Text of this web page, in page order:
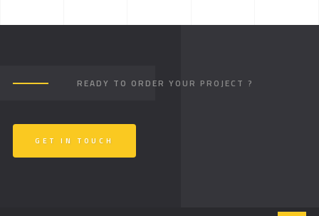
READY TO ORDER YOUR PROJECT ?
GET IN TOUCH